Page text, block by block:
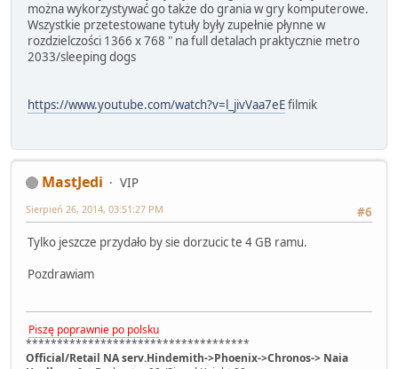
można wykorzystywać go także do grania w gry komputerowe.
Wszystkie przetestowane tytuły były zupełnie płynne w
rozdzielczości 1366 x 768 " na full detalach praktycznie metro
2033/sleeping dogs
https://www.youtube.com/watch?v=l_jivVaa7eEfilmik
MastJedi
VIP
#6
Sierpień 26, 2014, 03:51:27 PM
Tylko jeszcze przydało by sie dorzucic te 4 GB ramu.
Pozdrawiam
Piszę poprawnie po polsku
************************************
Official/Retail NA serv.Hindemith->Phoenix->Chronos-> Naia